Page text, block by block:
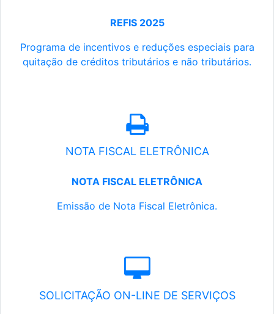
REFIS 2025
Programa de incentivos e reduções especiais para
quitação de créditos tributários e não tributários.
NOTA FISCAL ELETRÔNICA
NOTA FISCAL ELETRÔNICA
Emissão de Nota Fiscal Eletrônica.
SOLICITAÇÃO ON-LINE DE SERVIÇOS